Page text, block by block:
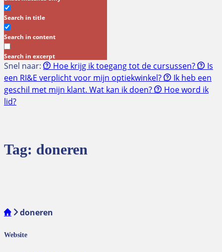
Search in title
Search in content
Search in excerpt
Snel naar: Hoe krijg ik toegang tot de cursussen?
Is
een RI&E verplicht voor mijn optiekwinkel?
Ik heb een
geschil met mijn klant. Wat kan ik doen?
Hoe word ik
lid?
Tag: doneren
doneren
Website